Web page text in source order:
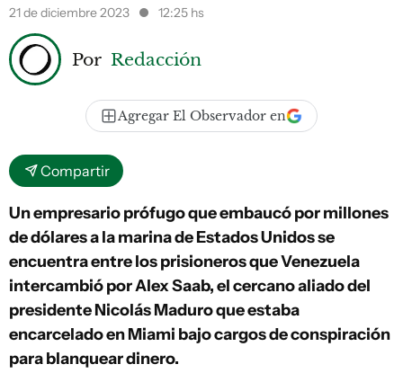
21 de diciembre 2023 12:25 hs
Por Redacción
Agregar El Observador en
Compartir
Un empresario prófugo que embaucó por millones
de dólares a la marina de Estados Unidos se
encuentra entre los prisioneros que Venezuela
intercambió por Alex Saab, el cercano aliado del
presidente Nicolás Maduro que estaba
encarcelado en Miami bajo cargos de conspiración
para blanquear dinero.